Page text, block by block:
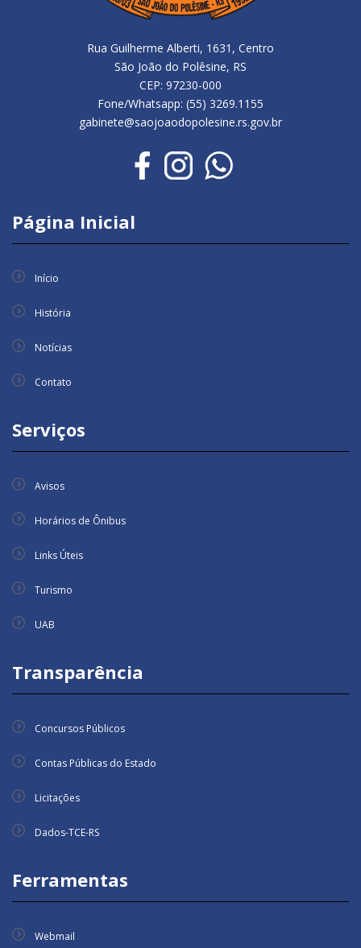
Rua Guilherme Alberti, 1631, Centro
São João do Polêsine, RS
CEP: 97230-000
Fone/Whatsapp: (55) 3269.1155
gabinete@saojoaodopolesine.rs.gov.br
Página Inicial
Início
História
Notícias
Contato
Serviços
Avisos
Horários de Ônibus
Links Úteis
Turismo
UAB
Transparência
Concursos Públicos
Contas Públicas do Estado
Licitações
Dados-TCE-RS
Ferramentas
Webmail